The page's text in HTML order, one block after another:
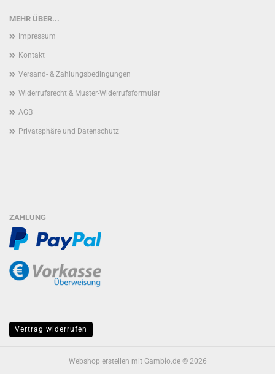
MEHR ÜBER...
Impressum
Kontakt
Versand- & Zahlungsbedingungen
Widerrufsrecht & Muster-Widerrufsformular
AGB
Privatsphäre und Datenschutz
ZAHLUNG
Vertrag widerrufen
Webshop erstellen mit Gambio.de © 2026